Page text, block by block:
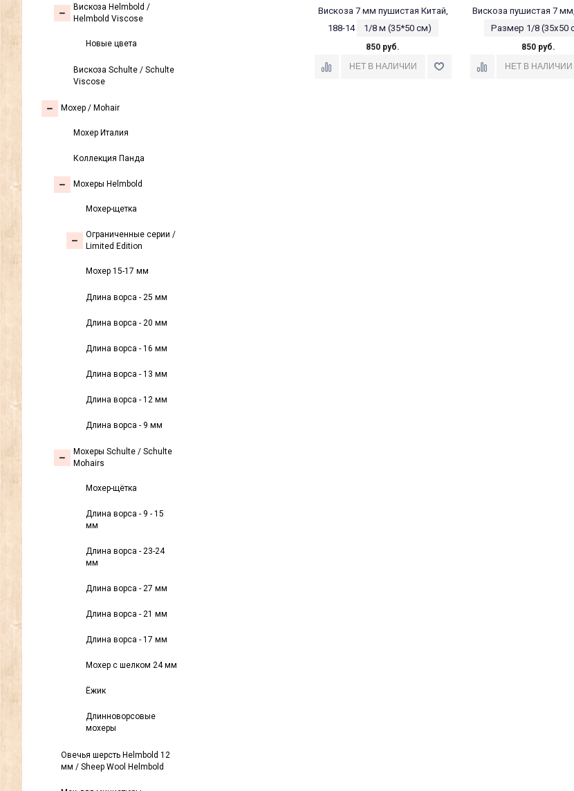
Вискоза Helmbold /
Helmbold Viscose
Новые цвета
Вискоза Sсhulte / Schulte
Viscose
Моxер / Mohair
Мохер Италия
Коллекция Панда
Мохеры Helmbold
Мохер-щетка
Ограниченные серии /
Limited Edition
Мохер 15-17 мм
Длина ворса - 25 мм
Длина ворса - 20 мм
Длина ворса - 16 мм
Длина ворса - 13 мм
Длина ворса - 12 мм
Длина ворса - 9 мм
Мохеры Sсhulte / Schulte
Mohairs
Мохер-щётка
Длина ворса - 9 - 15
мм
Длина ворса - 23-24
мм
Длина ворса - 27 мм
Длина ворса - 21 мм
Длина ворса - 17 мм
Мохер с шелком 24 мм
Ёжик
Длинноворсовые
мохеры
Овечья шерсть Helmbold 12
мм / Sheep Wool Helmbold
Вискоза 7 мм пушистая Китай,
188-14
1/8 м (35*50 см)
850 руб.
Вискоза пушистая 7
Размер 1/8 (35х50
850 руб.